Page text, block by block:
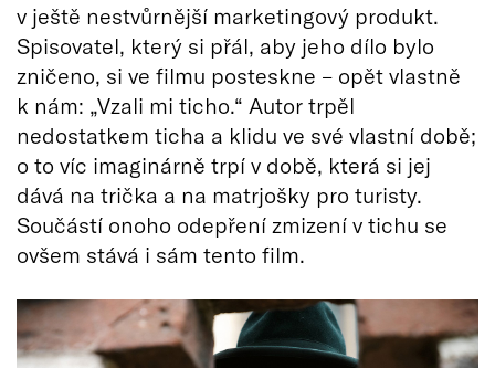
v ještě nestvůrnější marketingový produkt.
Spisovatel, který si přál, aby jeho dílo bylo
zničeno, si ve filmu posteskne – opět vlastně
k nám: „Vzali mi ticho.“ Autor trpěl
nedostatkem ticha a klidu ve své vlastní době;
o to víc imaginárně trpí v době, která si jej
dává na trička a na matrjošky pro turisty.
Součástí onoho odepření zmizení v tichu se
ovšem stává i sám tento film.